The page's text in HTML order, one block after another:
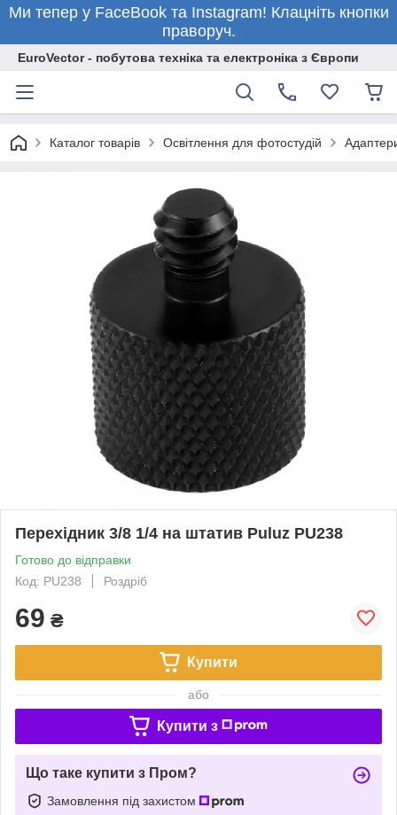
Ми тепер у FaceBook та Instagram! Клацніть кнопки
праворуч.
EuroVector - побутова техніка та електроніка з Європи
Каталог товарів Освітлення для фотостудій
Перехідник 3/8 1/4 на штатив Puluz PU238
Готово до відправки
Код: PU238
Роздріб
69 ₴
Купити
або
Купити з
Що таке купити з Пром?
Замовлення під захистом